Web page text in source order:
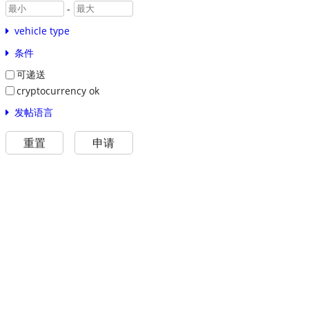
-
vehicle type
条件
可递送
cryptocurrency ok
发帖语言
重置 申请